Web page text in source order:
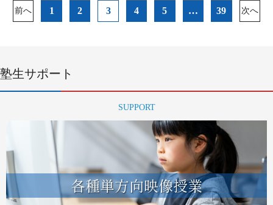
投
ー
シ
前へ 1 2 3 4 5 … 39 次へ
塾生サポート
SUPPORT
各種単方向映像授業